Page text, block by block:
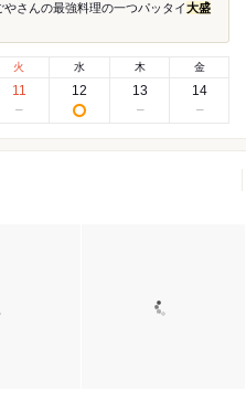
さんの最強料理の一つパッタイ大盛
火
11
水
12
木
13
金
14